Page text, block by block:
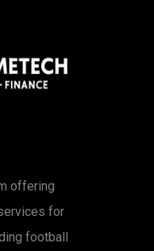
offering
for
football